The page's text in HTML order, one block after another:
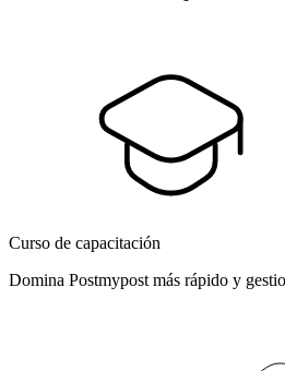
Curso de capacitación
Domina Postmypost más rápido y